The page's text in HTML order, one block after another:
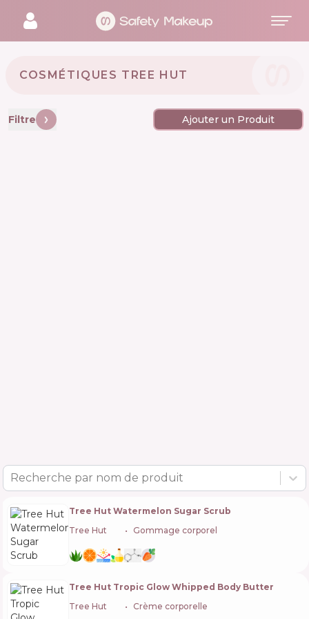
COSMÉTIQUES TREE HUT 🇺🇸
Filtre Ajouter un Produit
Recherche par nom de produit
Tree Hut Watermelon Sugar Scrub
Tree Hut
Gommage corporel
Tree Hut Tropic Glow Whipped Body Butter
Tree Hut
Crème corporelle